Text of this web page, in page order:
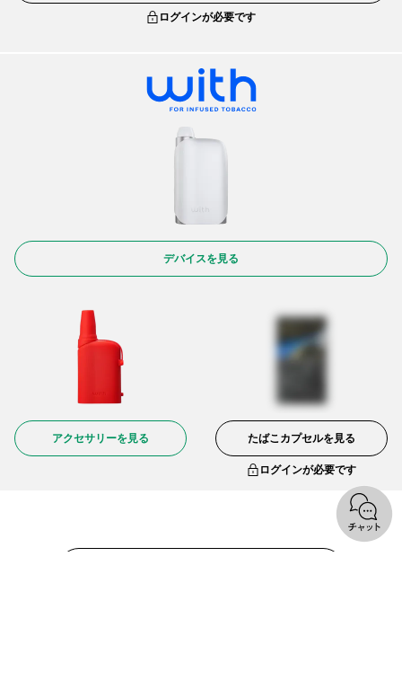
ログインが必要です
デバイスを見る
アクセサリーを見る たばこカプセルを見る
ログインが必要です